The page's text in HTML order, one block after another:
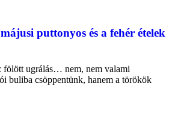
puttonyos és a fehér ételek
fölött ugrálás… nem, nem valami
buliba csöppentünk, hanem a törökök